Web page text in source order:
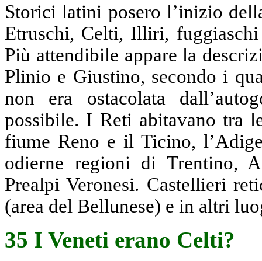
Storici latini posero l’inizio
Etruschi, Celti, Illiri,
Più attendibile appare la
Plinio e Giustino, secondo i
non era ostacolata
possibile. I Reti abitavano tra
fiume Reno e il Ticino,
odierne regioni di Trentino,
Prealpi Veronesi. Castellieri
(area del Bellunese) e in altri
35 I Veneti erano Celti?